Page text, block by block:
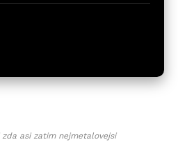
zda asi zatim nejmetalovejsi